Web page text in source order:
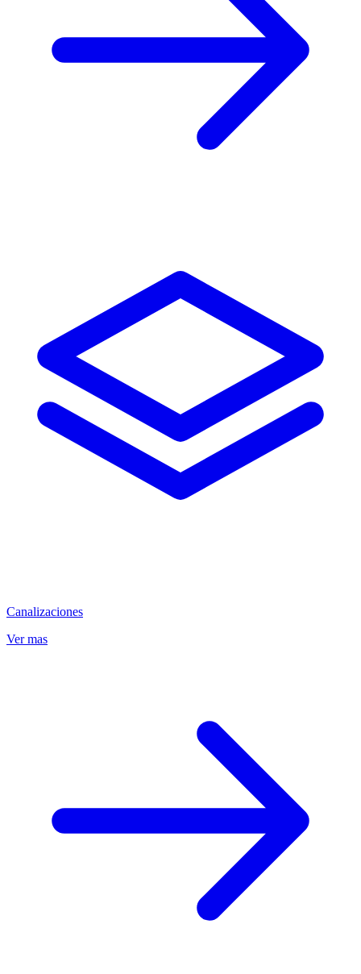
Canalizaciones
Ver mas